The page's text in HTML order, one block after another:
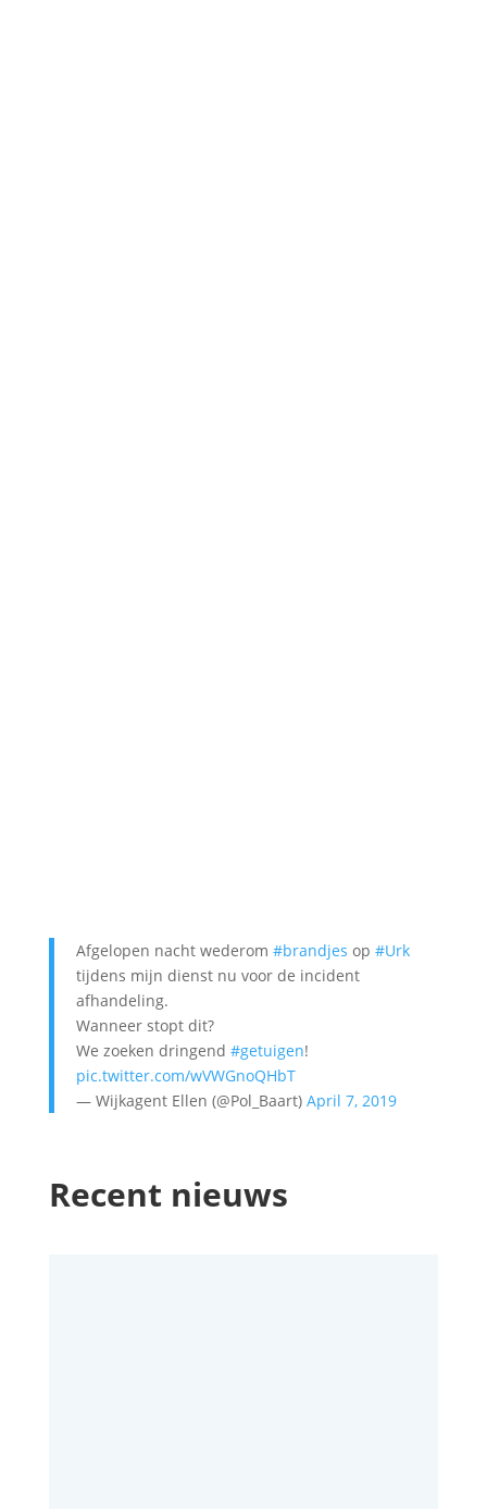
Afgelopen nacht wederom #brandjes op #Urk
tijdens mijn dienst nu voor de incident
afhandeling.
Wanneer stopt dit?
We zoeken dringend #getuigen!
pic.twitter.com/wVWGnoQHbT
— Wijkagent Ellen (@Pol_Baart) April 7, 2019
Recent nieuws